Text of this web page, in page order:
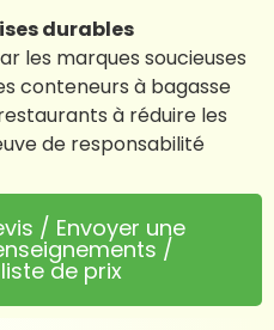
durables
les marques soucieuses
conteneurs à bagasse
à réduire les
de responsabilité
/ Envoyer une
/
de prix